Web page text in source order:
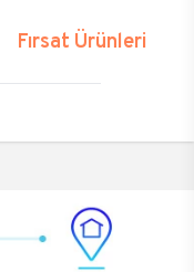
Fırsat Ürünleri